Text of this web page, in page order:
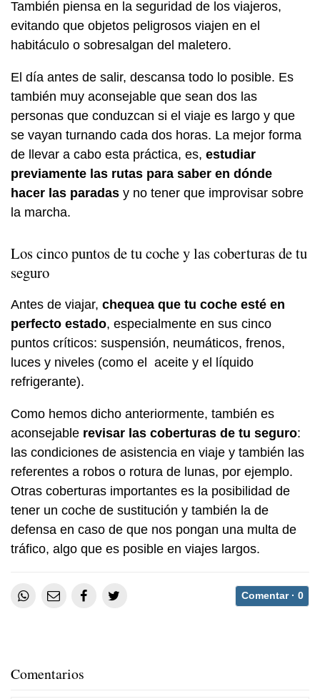
También piensa en la seguridad de los viajeros,
evitando que objetos peligrosos viajen en el
habitáculo o sobresalgan del maletero.
El día antes de salir, descansa todo lo posible. Es
también muy aconsejable que sean dos las
personas que conduzcan si el viaje es largo y que
se vayan turnando cada dos horas. La mejor forma
de llevar a cabo esta práctica, es, estudiar
previamente las rutas para saber en dónde
hacer las paradas y no tener que improvisar sobre
la marcha.
Los cinco puntos de tu coche y las coberturas de tu
seguro
Antes de viajar, chequea que tu coche esté en
perfecto estado, especialmente en sus cinco
puntos críticos: suspensión, neumáticos, frenos,
luces y niveles (como el aceite y el líquido
refrigerante).
Como hemos dicho anteriormente, también es
aconsejable revisar las coberturas de tu seguro:
las condiciones de asistencia en viaje y también las
referentes a robos o rotura de lunas, por ejemplo.
Otras coberturas importantes es la posibilidad de
tener un coche de sustitución y también la de
defensa en caso de que nos pongan una multa de
tráfico, algo que es posible en viajes largos.
Comentar · 0
Comentarios